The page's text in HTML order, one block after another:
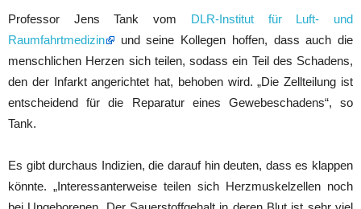
Professor Jens Tank vom DLR-Institut für Luft- und
Raumfahrtmedizin
und seine Kollegen hoffen, dass auch die
menschlichen Herzen sich teilen, sodass ein Teil des Schadens,
den der Infarkt angerichtet hat, behoben wird. „Die Zellteilung ist
entscheidend für die Reparatur eines Gewebeschadens“, so
Tank.
Es gibt durchaus Indizien, die darauf hin deuten, dass es klappen
könnte. „Interessanterweise teilen sich Herzmuskelzellen noch